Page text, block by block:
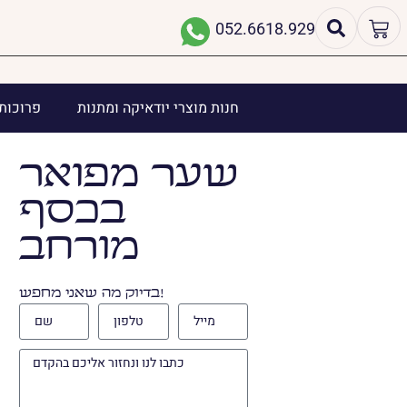
052.6618.929
חנות מוצרי יודאיקה ומתנות
שער מפואר
בכסף
מורחב
בדיוק מה שאני מחפש!